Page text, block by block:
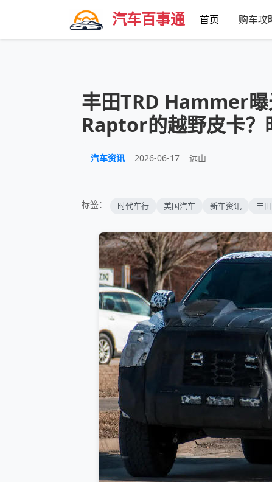
汽车百事通 首页 购车攻
丰田TRD Hammer
Raptor的越野皮卡？
汽车资讯 2026-06-17 远山
标签： 时代车行 美国汽车 新车资讯 丰